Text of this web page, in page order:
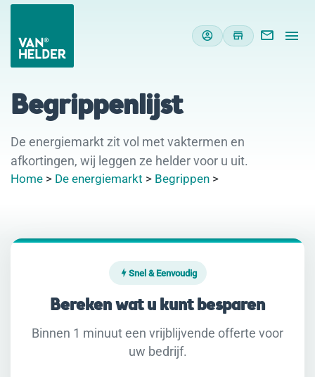
Begrippenlijst
De energiemarkt zit vol met vaktermen en
afkortingen, wij leggen ze helder voor u uit.
Home > De energiemarkt > Begrippen >
Snel & Eenvoudig
Bereken wat u kunt besparen
Binnen 1 minuut een vrijblijvende offerte voor
uw bedrijf.